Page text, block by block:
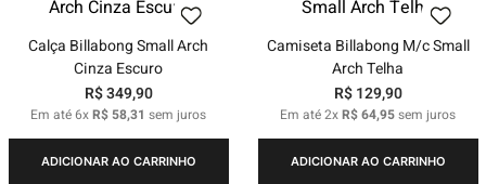
Calça Billabong Small Arch
Cinza Escuro
R$349,90
Em até6xR$ 58,31 sem juros
ADICIONAR AO CARRINHO
Camiseta Billabong M/c Small
Arch Telha
R$ 129,90
Em até2xR$64,95sem juros
ADICIONAR AO CARRINHO